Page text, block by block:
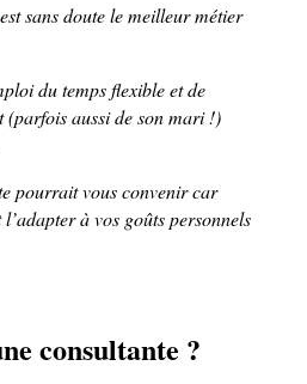
sans doute le meilleur métier
du temps flexible et de
(parfois aussi de son mari !)
pourrait vous convenir car
à vos goûts personnels
consultante ?